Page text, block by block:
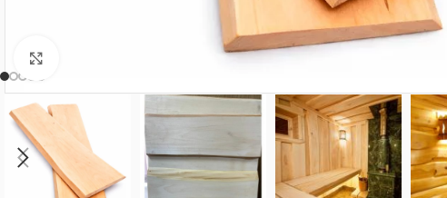
Нажмите, чтобы увеличить